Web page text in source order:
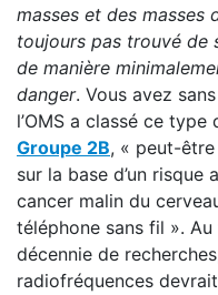
masses et des masses
toujours pas trouvé de
de manière
danger. Vous avez
l’OMS a classé ce
Groupe 2B, « peut-être
sur la base d’un
cancer malin du
téléphone sans fil ».
décennie de
radiofréquences